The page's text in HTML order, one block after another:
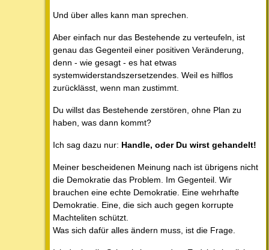
Und über alles kann man sprechen.
Aber einfach nur das Bestehende zu verteufeln, ist
genau das Gegenteil einer positiven Veränderung,
denn - wie gesagt - es hat etwas
systemwiderstandszersetzendes. Weil es hilflos
zurücklässt, wenn man zustimmt.
Du willst das Bestehende zerstören, ohne Plan zu
haben, was dann kommt?
Ich sag dazu nur: Handle, oder Du wirst gehandelt!
Meiner bescheidenen Meinung nach ist übrigens nicht
die Demokratie das Problem. Im Gegenteil. Wir
brauchen eine echte Demokratie. Eine wehrhafte
Demokratie. Eine, die sich auch gegen korrupte
Machteliten schützt.
Was sich dafür alles ändern muss, ist die Frage.